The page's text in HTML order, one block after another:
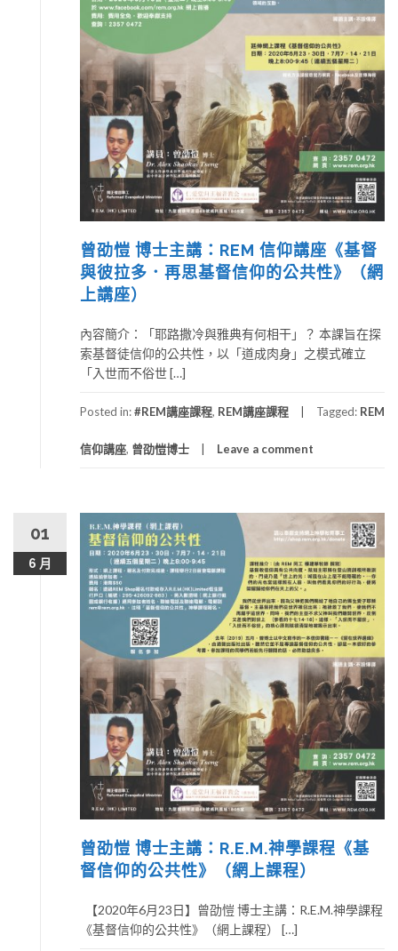
曾劭愷 博士主講：REM 信仰講座《基督
與彼拉多．再思基督信仰的公共性》（網
上講座）
內容簡介：「耶路撒冷與雅典有何相干」？ 本課旨在探
索基督徒信仰的公共性，以「道成肉身」之模式確立
「入世而不俗世 […]
Posted in:#REM講座課程, REM講座課程 Tagged: REM
信仰講座, 曾劭愷博士 Leave a comment
01
6 月
曾劭愷 博士主講：R.E.M.神學課程《基
督信仰的公共性》（網上課程）
【2020年6月23日】曾劭愷 博士主講：R.E.M.神學課程
《基督信仰的公共性》（網上課程） […]